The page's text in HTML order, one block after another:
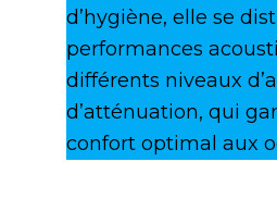
d’hygiène, elle se
performances
différents niveaux
d’atténuation, qui
confort optimal aux